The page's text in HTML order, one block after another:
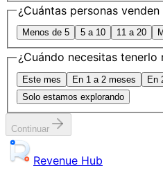
¿Cuántas personas
Menos de 5 5 a 10 11 a 20
¿Cuándo necesitas tenerlo
Este mes En 1 a 2 meses
En
Solo estamos explorando
Continuar
Revenue Hub